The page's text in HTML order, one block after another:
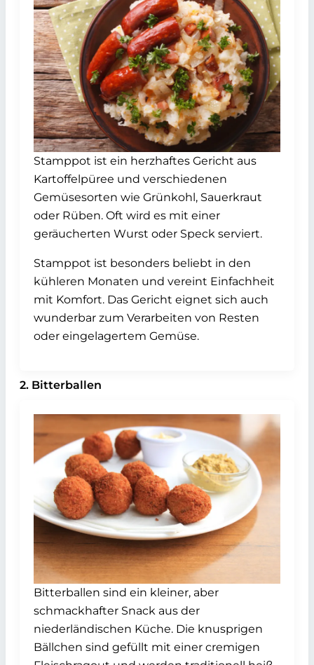
Stamppot ist ein herzhaftes Gericht aus
Kartoffelpüree und verschiedenen
Gemüsesorten wie Grünkohl, Sauerkraut
oder Rüben. Oft wird es mit einer
geräucherten Wurst oder Speck serviert.
Stamppot ist besonders beliebt in den
kühleren Monaten und vereint Einfachheit
mit Komfort. Das Gericht eignet sich auch
wunderbar zum Verarbeiten von Resten
oder eingelagertem Gemüse.
2. Bitterballen
Bitterballen sind ein kleiner, aber
schmackhafter Snack aus der
niederländischen Küche. Die knusprigen
Bällchen sind gefüllt mit einer cremigen